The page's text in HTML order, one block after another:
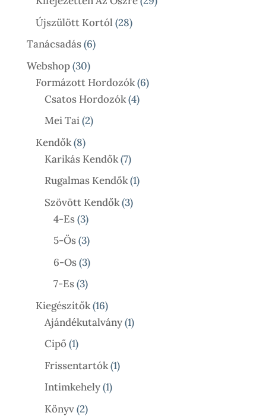
Újszülött Kortól 2828
Tanácsadás 66
Webshop 3030
Termék
Formázott Hordozók 66
Csatos Hordozók 44
Mei Tai 22
Kendők 88
Termék
Karikás Kendők 77
Termék
Rugalmas Kendők 11
Szövött Kendők 33
4-Es 33
Termék
5-Ös 33
Termék
6-Os 33
Termék
7-Es 33
Termék
Kiegészítők 1616
Termék
Ajándékutalvány 11
Cipő 11
Termék
Frissentartók 11
Intimkehely 11
Könyv 22